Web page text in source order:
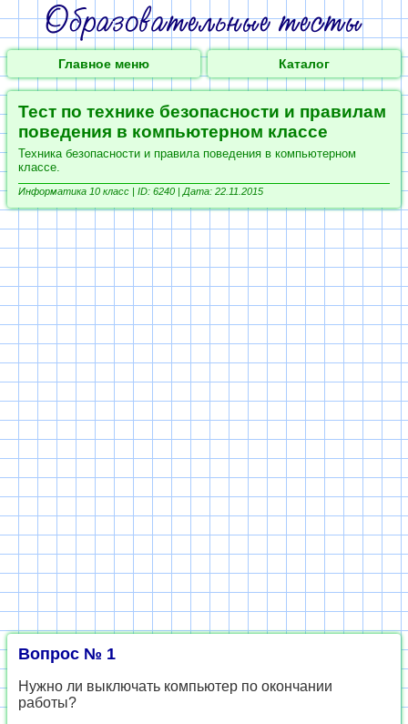
Главное меню Каталог
Тест по технике безопасности и правилам
поведения в компьютерном классе
Техника безопасности и правила поведения в компьютерном
классе.
Информатика 10 класс | ID: 6240 | Дата: 22.11.2015
Вопрос № 1
Нужно ли выключать компьютер по окончании
работы?